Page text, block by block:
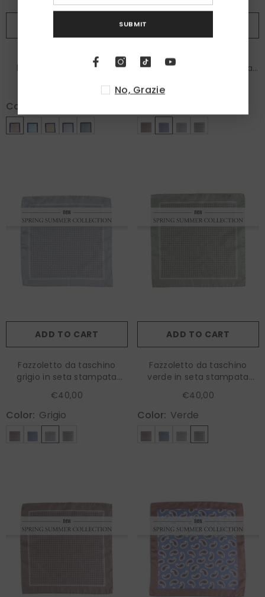
Fazzoletto da taschino
beige in seta stampata
Color:
Fazzoletto da taschino
celeste in seta stampata
ADD TO CART
Fazzoletto da taschino
grigio in seta stampata
€40,00
Color: Grigio
ADD TO CART
Fazzoletto da taschino
verde in seta stampata
€40,00
Color: Verde
SUBMIT
No, Grazie